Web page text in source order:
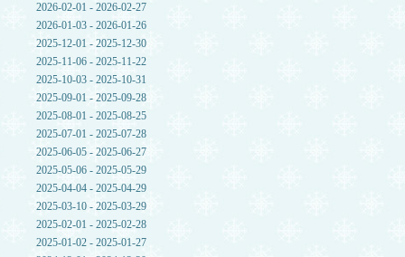
2026-02-01 - 2026-02-27
2026-01-03 - 2026-01-26
2025-12-01 - 2025-12-30
2025-11-06 - 2025-11-22
2025-10-03 - 2025-10-31
2025-09-01 - 2025-09-28
2025-08-01 - 2025-08-25
2025-07-01 - 2025-07-28
2025-06-05 - 2025-06-27
2025-05-06 - 2025-05-29
2025-04-04 - 2025-04-29
2025-03-10 - 2025-03-29
2025-02-01 - 2025-02-28
2025-01-02 - 2025-01-27